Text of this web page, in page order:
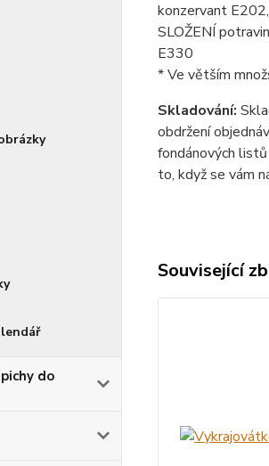
do
konzervant
SLOŽENÍ
E330
* Ve větším
Skladování:
obdržení
fondánových
to, když se vám
Související